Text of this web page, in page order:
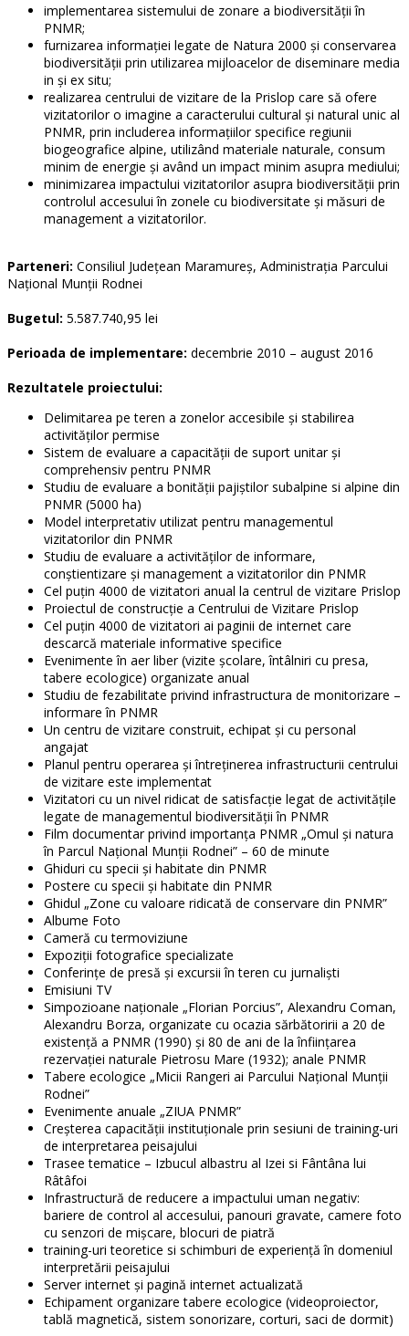
implementarea sistemului de zonare a biodiversităţii în
PNMR;
furnizarea informaţiei legate de Natura 2000 şi conservarea
biodiversităţii prin utilizarea mijloacelor de diseminare media
in şi ex situ;
realizarea centrului de vizitare de la Prislop care să ofere
vizitatorilor o imagine a caracterului cultural şi natural unic al
PNMR, prin includerea informaţiilor specifice regiunii
biogeografice alpine, utilizând materiale naturale, consum
minim de energie şi având un impact minim asupra mediului;
minimizarea impactului vizitatorilor asupra biodiversităţii prin
controlul accesului în zonele cu biodiversitate şi măsuri de
management a vizitatorilor.
Parteneri: Consiliul Judeţean Maramureş, Administrația Parcului
Naţional Munţii Rodnei
Bugetul: 5.587.740,95 lei
Perioada de implementare: decembrie 2010 – august 2016
Rezultatele proiectului:
Delimitarea pe teren a zonelor accesibile şi stabilirea
activităţilor permise
Sistem de evaluare a capacităţii de suport unitar şi
comprehensiv pentru PNMR
Studiu de evaluare a bonităţii pajiștilor subalpine si alpine din
PNMR (5000 ha)
Model interpretativ utilizat pentru managementul
vizitatorilor din PNMR
Studiu de evaluare a activităţilor de informare,
conştientizare şi management a vizitatorilor din PNMR
Cel puţin 4000 de vizitatori anual la centrul de vizitare Prislop
Proiectul de construcţie a Centrului de Vizitare Prislop
Cel puţin 4000 de vizitatori ai paginii de internet care
descarcă materiale informative specifice
Evenimente în aer liber (vizite şcolare, întâlniri cu presa,
tabere ecologice) organizate anual
Studiu de fezabilitate privind infrastructura de monitorizare –
informare în PNMR
Un centru de vizitare construit, echipat şi cu personal
angajat
Planul pentru operarea şi întreţinerea infrastructurii centrului
de vizitare este implementat
Vizitatori cu un nivel ridicat de satisfacţie legat de activităţile
legate de managementul biodiversităţii în PNMR
Film documentar privind importanţa PNMR „Omul şi natura
în Parcul Naţional Munţii Rodnei” – 60 de minute
Ghiduri cu specii şi habitate din PNMR
Postere cu specii şi habitate din PNMR
Ghidul „Zone cu valoare ridicată de conservare din PNMR”
Albume Foto
Cameră cu termoviziune
Expoziţii fotografice specializate
Conferinţe de presă şi excursii în teren cu jurnalişti
Emisiuni TV
Simpozioane naţionale „Florian Porcius”, Alexandru Coman,
Alexandru Borza, organizate cu ocazia sărbătoririi a 20 de
existenţă a PNMR (1990) şi 80 de ani de la înființarea
rezervației naturale Pietrosu Mare (1932); anale PNMR
Tabere ecologice „Micii Rangeri ai Parcului Naţional Munţii
Rodnei”
Evenimente anuale „ZIUA PNMR”
Creşterea capacităţii instituţionale prin sesiuni de training-uri
de interpretarea peisajului
Trasee tematice – Izbucul albastru al Izei si Fântâna lui
Râtâfoi
Infrastructură de reducere a impactului uman negativ:
bariere de control al accesului, panouri gravate, camere foto
cu senzori de mişcare, blocuri de piatră
training-uri teoretice si schimburi de experiență în domeniul
interpretării peisajului
Server internet şi pagină internet actualizată
Echipament organizare tabere ecologice (videoproiector,
tablă magnetică, sistem sonorizare, corturi, saci de dormit)